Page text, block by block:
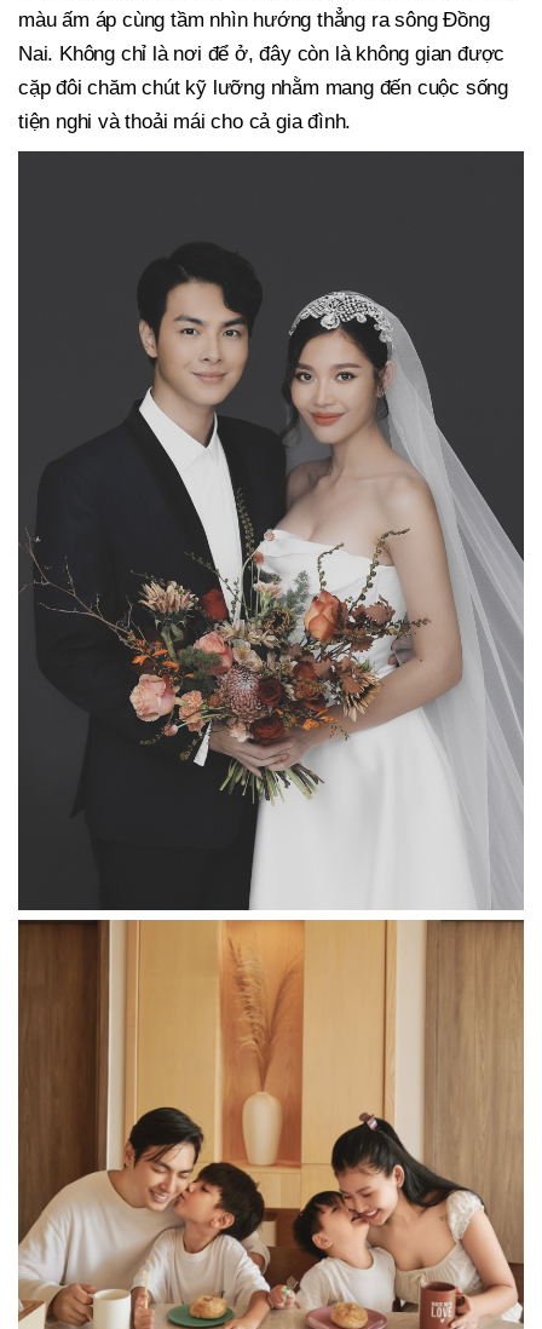
màu ấm áp cùng tầm nhìn hướng thẳng ra sông Đồng
Nai. Không chỉ là nơi để ở, đây còn là không gian được
cặp đôi chăm chút kỹ lưỡng nhằm mang đến cuộc sống
tiện nghi và thoải mái cho cả gia đình.